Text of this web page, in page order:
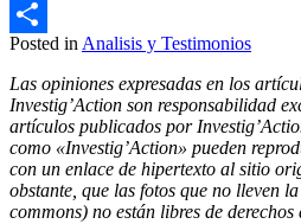
Email
Compartir
Posted in Analisis y Testimonios
Las opiniones expresadas en los
Investig’Action son responsabilidad
artículos publicados por
como «Investig’Action» pueden
con un enlace de hipertexto al sitio
obstante, que las fotos que no lleven
commons) no están libres de derechos